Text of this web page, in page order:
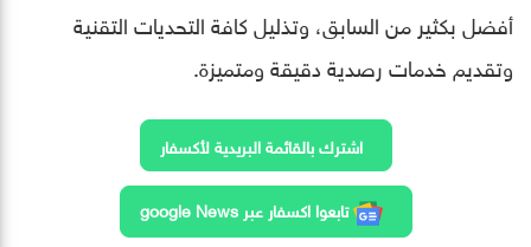
أفضل بكثير من السابق، وتذليل كافة التحديات التقنية
وتقديم خدمات رصدية دقيقة ومتميزة.
اشترك بالقائمة البريدية لأكسفار
تابعوا اكسفار عبر google News